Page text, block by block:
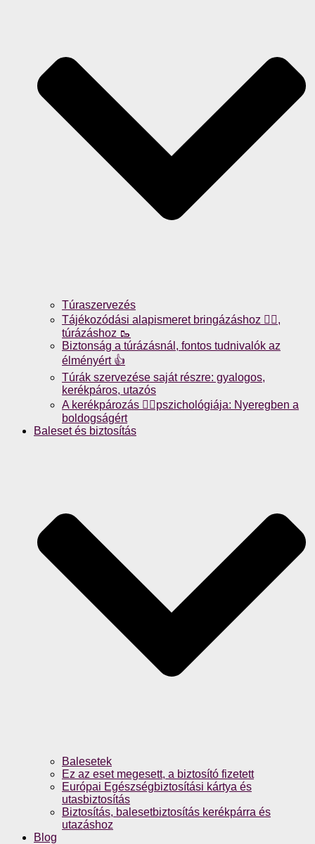
Túraszervezés
Tájékozódási alapismeret bringázáshoz 🚴‍♀️,
túrázáshoz 🥾
Biztonság a túrázásnál, fontos tudnivalók az
élményért 👍
Túrák szervezése saját részre: gyalogos,
kerékpáros, utazós
A kerékpározás 🚴‍♀️pszichológiája: Nyeregben a
boldogságért
Baleset és biztosítás
Balesetek
Ez az eset megesett, a biztosító fizetett
Európai Egészségbiztosítási kártya és
utasbiztosítás
Biztosítás, balesetbiztosítás kerékpárra és
utazáshoz
Blog